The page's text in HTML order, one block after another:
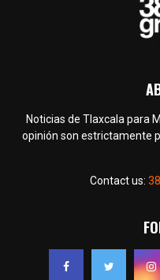
Noticias de Tlaxcala para
opinión son estrictamente
Contact us: